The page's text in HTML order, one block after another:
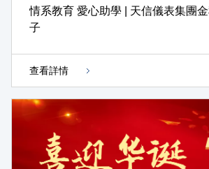
情系教育 愛心助學 | 天信儀表集團
子
查看詳情